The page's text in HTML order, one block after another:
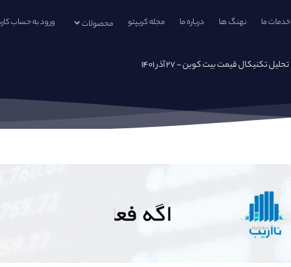
خدمات ما نهنگ ها درباره ما مجله کریپتو محصولات ورود به حساب
تحلیل تکنیکال قیمت بیت کوین - ۲۷ آذر ۱۴۰۱